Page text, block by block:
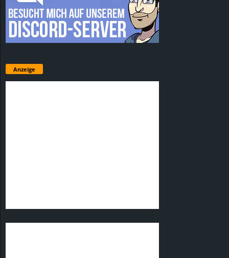
Anzeige